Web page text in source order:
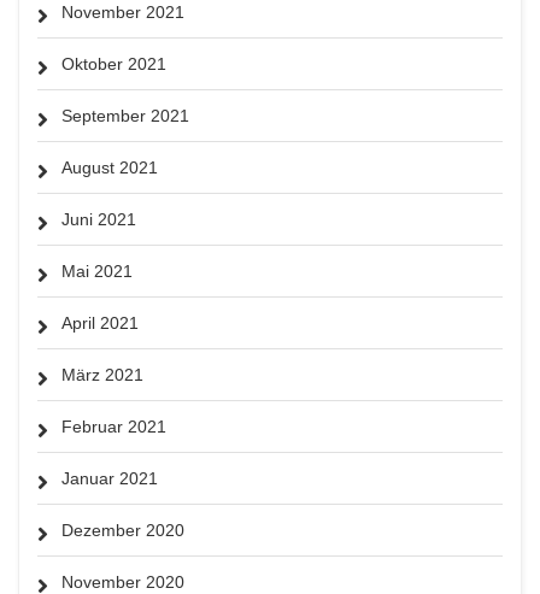
November 2021
Oktober 2021
September 2021
August 2021
Juni 2021
Mai 2021
April 2021
März 2021
Februar 2021
Januar 2021
Dezember 2020
November 2020